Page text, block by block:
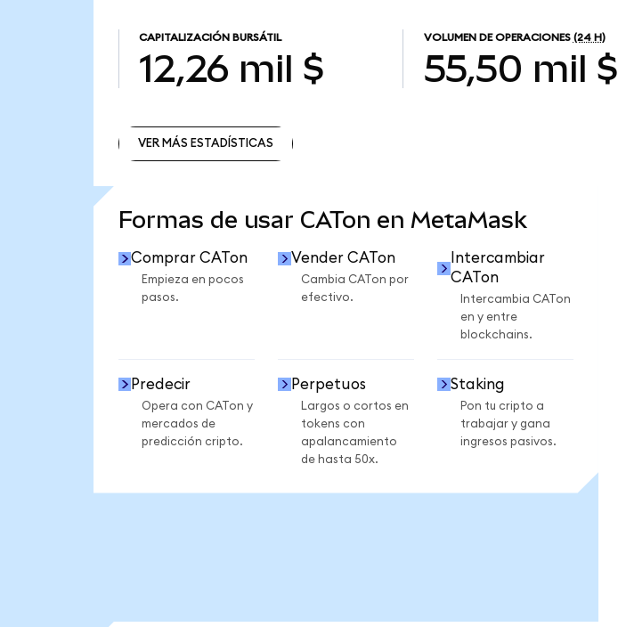
CAPITALIZACIÓN BURSÁTIL
12,26 mil $
VOLUMEN DE OPERACIONES (24 H)
55,50 mil $
VER MÁS ESTADÍSTICAS
Formas de usar CATon en MetaMask
Comprar CATon
Empieza en pocos
pasos.
Vender CATon
Cambia CATon por
efectivo.
Intercambiar
CATon
Intercambia CATon
en y entre
blockchains.
Predecir
Opera con CATon y
mercados de
predicción cripto.
Perpetuos
Largos o cortos en
tokens con
apalancamiento
de hasta 50x.
Staking
Pon tu cripto a
trabajar y gana
ingresos pasivos.